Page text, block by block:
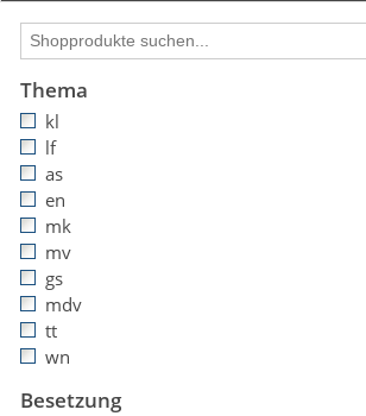
Thema
kl
lf
as
en
mk
mv
gs
mdv
tt
wn
Besetzung